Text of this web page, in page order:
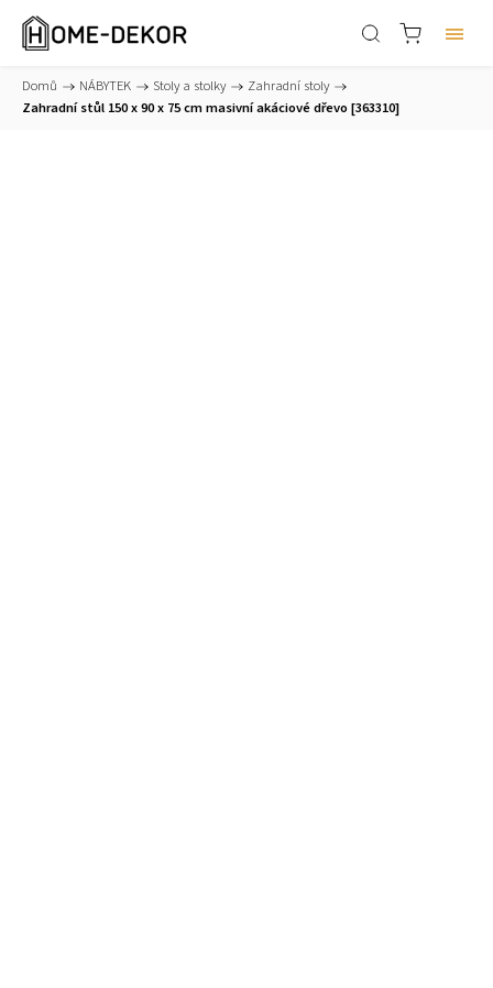
Domů / NÁBYTEK / Stoly a stolky / Zahradní stoly /
Zahradní stůl 150 x 90 x 75 cm masivní akáciové dřevo [363310]